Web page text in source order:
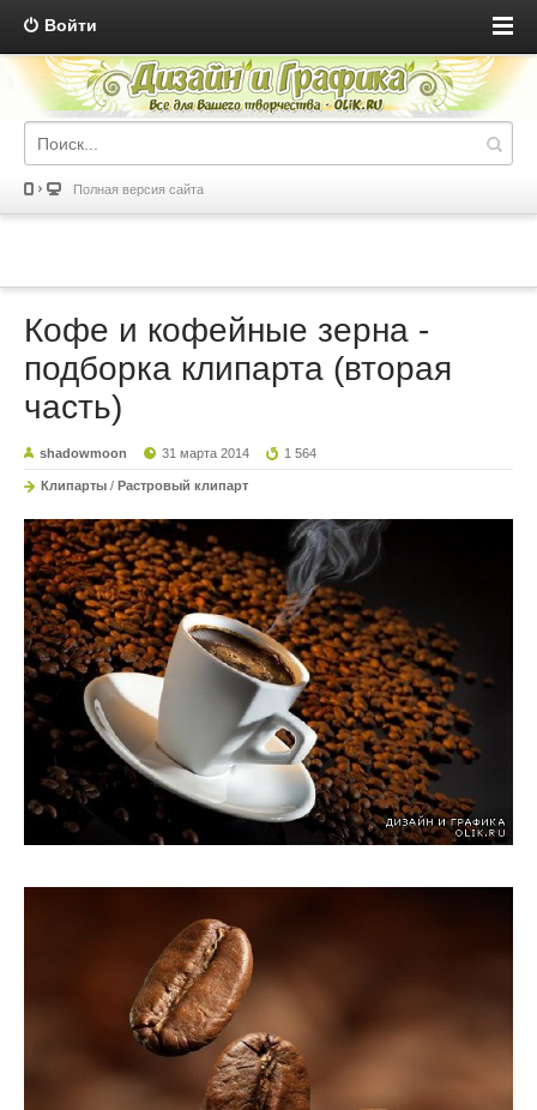
Войти
Полная версия сайта
Кофе и кофейные зерна -
подборка клипарта (вторая
часть)
shadowmoon 31 марта 2014 1 564
Клипарты / Растровый клипарт